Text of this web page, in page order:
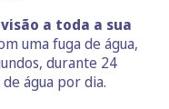
a toda a sua
uma fuga de água,
durante 24
água por dia.